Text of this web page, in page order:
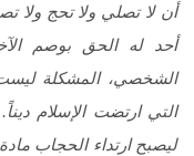
أن لا تصلي ولا تحج ولا
أحد له الحق بوصم
الشخصي، المشكلة
التي ارتضت الإسلام
ليصبح ارتداء الحجاب